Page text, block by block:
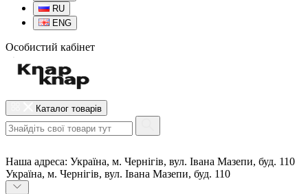
RU
ENG
Особистий кабінет
Каталог товарів
Наша адреса: Україна, м. Чернігів, вул. Івана Мазепи, буд. 110
Україна, м. Чернігів, вул. Івана Мазепи, буд. 110